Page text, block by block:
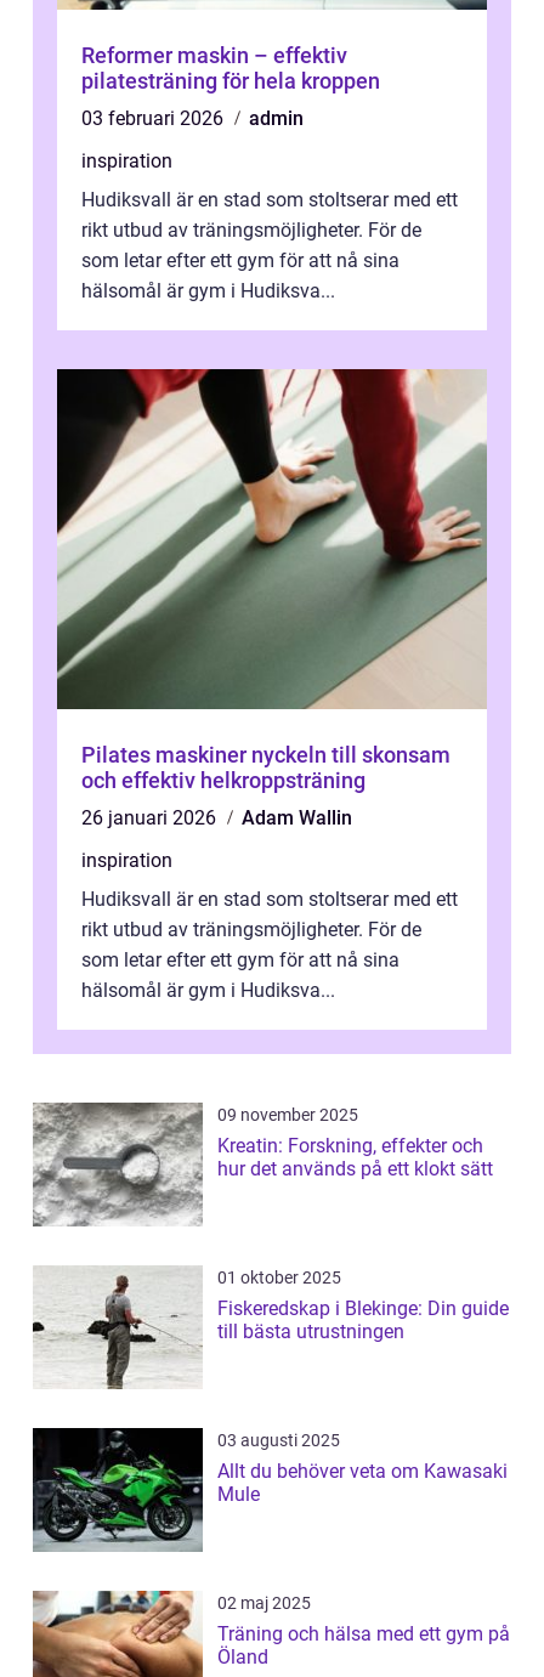
Reformer maskin – effektiv
pilatesträning för hela kroppen
03 februari 2026
admin
inspiration
Hudiksvall är en stad som stoltserar med ett
rikt utbud av träningsmöjligheter. För de
som letar efter ett gym för att nå sina
hälsomål är gym i Hudiksva...
Pilates maskiner nyckeln till skonsam
och effektiv helkroppsträning
26 januari 2026
Adam Wallin
inspiration
Hudiksvall är en stad som stoltserar med ett
rikt utbud av träningsmöjligheter. För de
som letar efter ett gym för att nå sina
hälsomål är gym i Hudiksva...
09 november 2025
Kreatin: Forskning, effekter och
hur det används på ett klokt sätt
01 oktober 2025
Fiskeredskap i Blekinge: Din guide
till bästa utrustningen
03 augusti 2025
Allt du behöver veta om Kawasaki
Mule
02 maj 2025
Träning och hälsa med ett gym på
Öland